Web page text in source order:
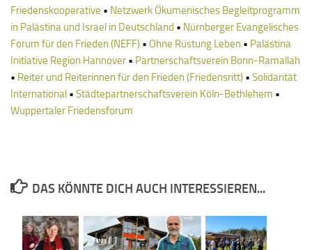
Friedenskooperative • Netzwerk Ökumenisches Begleitprogramm
in Palästina und Israel in Deutschland • Nürnberger Evangelisches
Forum für den Frieden (NEFF) • Ohne Rüstung Leben • Palästina
Initiative Region Hannover • Partnerschaftsverein Bonn-Ramallah
• Reiter und Reiterinnen für den Frieden (Friedensritt) • Solidarität
International • Städtepartnerschaftsverein Köln-Bethlehem •
Wuppertaler Friedensforum
DAS KÖNNTE DICH AUCH INTERESSIEREN...